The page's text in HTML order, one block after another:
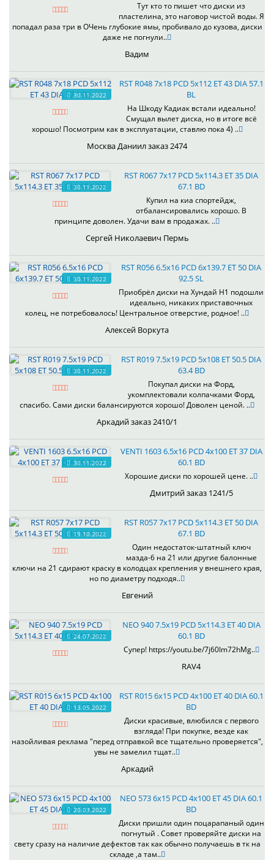
Тут кто то пишет что диски из
пластелина, это наговор чистой воды. Я
попадал раза три в ОЧень глубокие ямы, пробивало до кузова, диски
даже не погнули..
Вадим
30.11.2022
RST R048 7x18 PCD 5x112 ET 43 DIA 57.1
BL
На Шкоду Кадиак встали идеально!
Смущал вылет диска, но в итоге всё
хорошо! Посмотрим как в эксплуатации, ставлю пока 4) ..
Москва Даниил заказ 2474
30.11.2022
RST R067 7x17 PCD 5x114.3 ET 35 DIA
67.1 BD
Купил на киа спортейдж,
отбалансировались хорошо. В
принципе доволен. Удачи вам в продажах. ..
Сергей Николаевич Пермь
30.11.2022
RST R056 6.5x16 PCD 6x139.7 ET 50 DIA
92.5 SL
Приобрёл диски на Хундай H1 подошли
идеально, никаких приставочных
колец, не потребовалось! Центральное отверстие, родное! ..
Алексей Воркута
30.11.2022
RST R019 7.5x19 PCD 5x108 ET 50.5 DIA
63.4 BD
Покупал диски на Форд,
укомплектовали колпачками Форд,
спасибо. Сами диски балансируются хорошо! Доволен ценой. ..
Аркадий заказ 2410/1
30.11.2022
VENTI 1603 6.5x16 PCD 4x100 ET 37 DIA
60.1 BD
Хорошие диски по хорошей цене. ..
Дмитрий заказ 1241/5
19.10.2022
RST R057 7x17 PCD 5x114.3 ET 50 DIA
67.1 BD
Один недостаток-штатный ключ
мазда-6 на 21 или другие балонные
ключи на 21 сдирают краску в колодцах крепления у внешнего края,
но по диаметру подходя..
Евгений
24.07.2022
NEO 940 7.5x19 PCD 5x114.3 ET 40 DIA
60.1 BD
Супер! https://youtu.be/7j60Im72hMg..
RAV4
13.05.2022
RST R015 6x15 PCD 4x100 ET 40 DIA 60.1
BD
Диски красивые, влюбился с первого
взгляда! При покупке, везде как
назойливая реклама "перед отправкой все тщательно проверяется",
увы не замелил тщат..
Аркадий
20.03.2022
NEO 573 6x15 PCD 4x100 ET 45 DIA 60.1
BD
Диски пришли один поцарапаный один
погнутый . Совет проверяйте диски на
свету сразу на наличие дефектов так как обычно получаешь в тк на
складе ,а там..